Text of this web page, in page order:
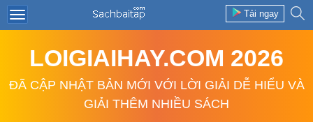
Tải ngay
LOIGIAIHAY.COM 2026
ĐÃ CẬP NHẬT BẢN MỚI VỚI LỜI GIẢI DỄ HIỂU VÀ
GIẢI THÊM NHIỀU SÁCH